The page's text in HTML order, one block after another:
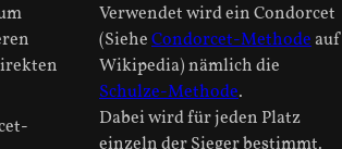
Verwendet wird ein Condorcet
(SieheCondorcet-Methodeauf
Wikipedia) nämlich die
Schulze-Methode.
Dabei wird für jeden Platz
einzeln der Sieger bestimmt.